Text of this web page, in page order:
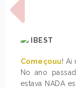
IBEST
Começouu! Ai
No ano
estava NADA
POST ANTERIOR
DOWNLOAD EU
^____^